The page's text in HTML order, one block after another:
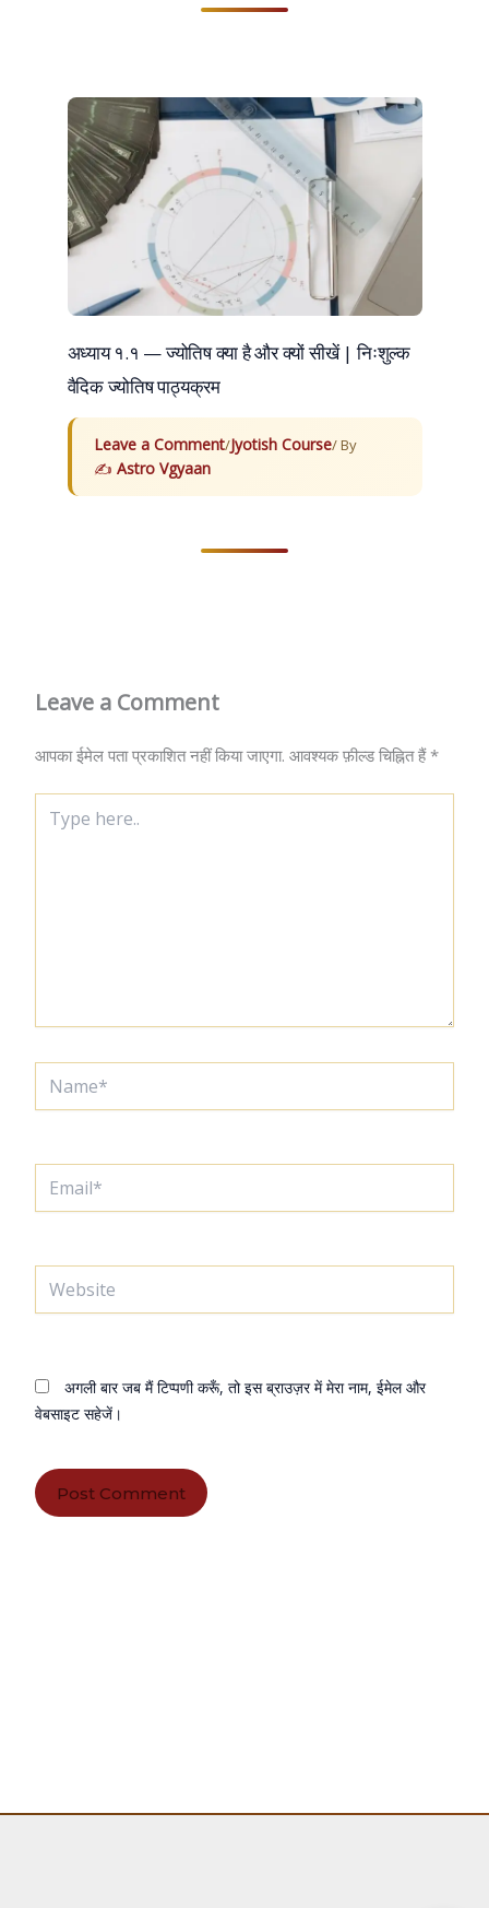
अध्याय १.१ — ज्योतिष क्या है और क्यों सीखें | निःशुल्क
वैदिक ज्योतिष पाठ्यक्रम
Leave a Comment/Jyotish Course/ By
Astro Vgyaan
Leave a Comment
आपका ईमेल पता प्रकाशित नहीं किया जाएगा. आवश्यक फ़ील्ड चिह्नित हैं*
here..
अगली बार जब मैं टिप्पणी करूँ, तो इस ब्राउज़र में मेरा नाम, ईमेल और
वेबसाइट सहेजें।